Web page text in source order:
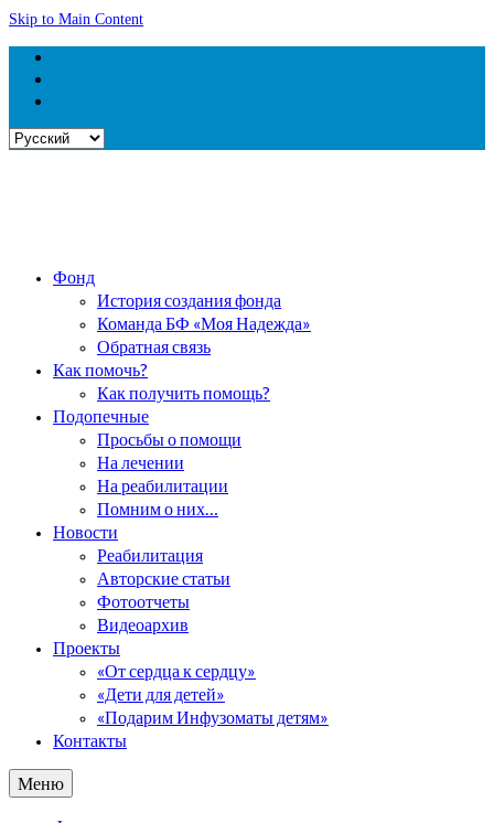
Skip to Main Content
Выбрать
Фонд
История создания фонда
Команда БФ «Моя Надежда»
Обратная связь
Как помочь?
Как получить помощь?
Подопечные
Просьбы о помощи
На лечении
На реабилитации
Помним о них…
Новости
Реабилитация
Авторские статьи
Фотоотчеты
Видеоархив
Проекты
«От сердца к сердцу»
«Дети для детей»
«Подарим Инфузоматы детям»
Контакты
Меню